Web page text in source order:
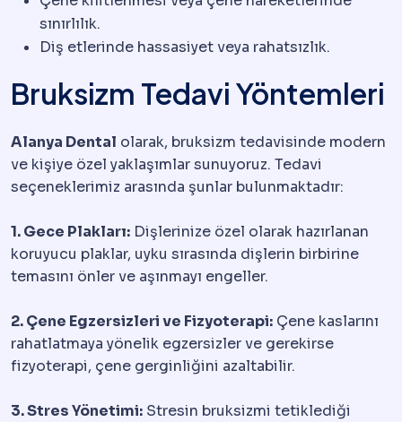
sınırlılık.
Diş etlerinde hassasiyet veya rahatsızlık.
Bruksizm Tedavi Yöntemleri
Alanya Dental olarak, bruksizm tedavisinde modern
ve kişiye özel yaklaşımlar sunuyoruz. Tedavi
seçeneklerimiz arasında şunlar bulunmaktadır:
1. Gece Plakları: Dişlerinize özel olarak hazırlanan
koruyucu plaklar, uyku sırasında dişlerin birbirine
temasını önler ve aşınmayı engeller.
2. Çene Egzersizleri ve Fizyoterapi: Çene kaslarını
rahatlatmaya yönelik egzersizler ve gerekirse
fizyoterapi, çene gerginliğini azaltabilir.
3. Stres Yönetimi: Stresin bruksizmi tetiklediği